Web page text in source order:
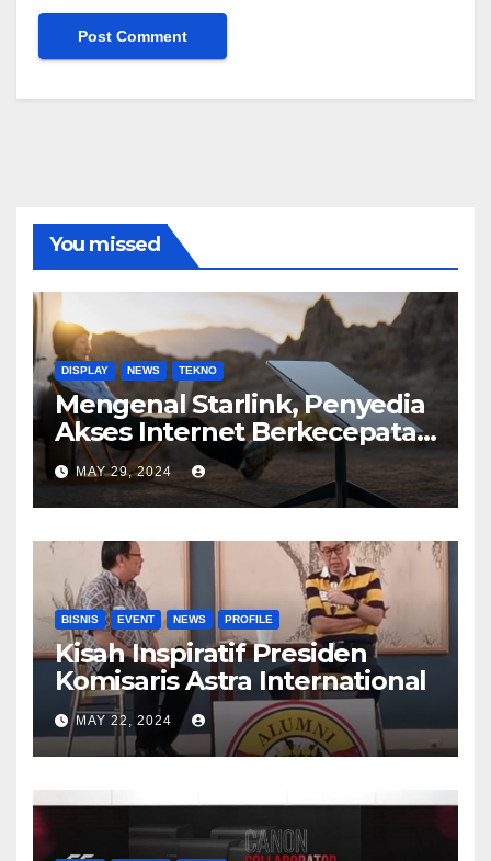
You missed
DISPLAY NEWS TEKNO
Mengenal Starlink, Penyedia
Akses Internet Berkecepatan
Tinggi
MAY 29, 2024
BISNIS EVENT NEWS PROFILE
Kisah Inspiratif Presiden
Komisaris Astra International
MAY 22, 2024